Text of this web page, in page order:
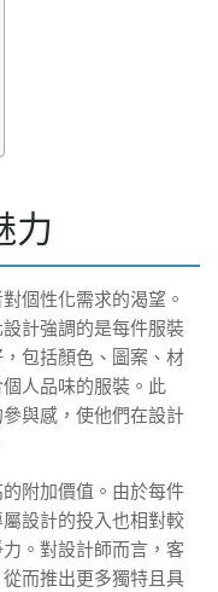
力
個性化需求的渴望。
計強調的是每件服裝
包括顏色、圖案、材
人品味的服裝。此
與感，使他們在設計
附加價值。由於每件
設計的投入也相對較
。對設計師而言，客
而推出更多獨特且具